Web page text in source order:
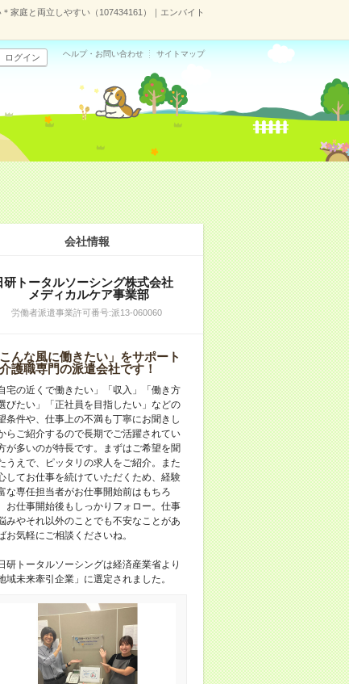
家庭と両立しやすい（107434161）｜エンバイト
ログイン ヘルプ・お問い合わせ サイトマップ
会社情報
研トータルソーシング株式会社
メディカルケア事業部
労働者派遣事業許可番号:派13-060060
こんな風に働きたい」をサポート
護職専門の派遣会社です！
自宅の近くで働きたい」「収入」「働き方
びたい」「正社員を目指したい」などの
条件や、仕事上の不満も丁寧にお聞きし
らご紹介するので長期でご活躍されてい
が多いのが特長です。まずはご希望を聞
うえで、ピッタリの求人をご紹介。また
してお仕事を続けていただくため、経験
な専任担当者がお仕事開始前はもちろ
お仕事開始後もしっかりフォロー。仕事
みやそれ以外のことでも不安なことがあ
お気軽にご相談くださいね。
研トータルソーシングは経済産業省より
域未来牽引企業」に選定されました。